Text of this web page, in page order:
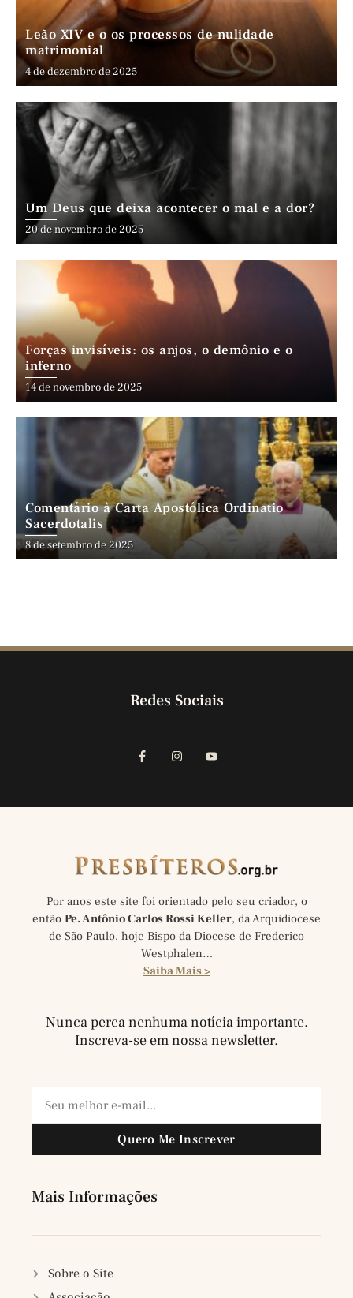
Leão XIV e o os processos de nulidade
matrimonial
4 de dezembro de 2025
Um Deus que deixa acontecer o mal e a dor?
20 de novembro de 2025
Forças invisíveis: os anjos, o demônio e o
inferno
14 de novembro de 2025
Comentário à Carta Apostólica Ordinatio
Sacerdotalis
8 de setembro de 2025
Redes Sociais
Por anos este site foi orientado pelo seu criador, o
então Pe. Antônio Carlos Rossi Keller, da Arquidiocese
de São Paulo, hoje Bispo da Diocese de Frederico
Westphalen…
Saiba Mais >
Nunca perca nenhuma notícia importante.
Inscreva-se em nossa newsletter.
Quero Me Inscrever
Mais Informações
Sobre o Site